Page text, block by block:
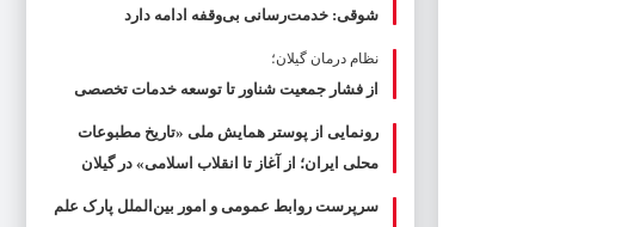
شوقی: خدمت‌رسانی بی‌وقفه ادامه دارد
نظام درمان گیلان؛
از فشار جمعیت شناور تا توسعه خدمات تخصصی
رونمایی از پوستر همایش ملی «تاریخ مطبوعات
محلی ایران؛ از آغاز تا انقلاب اسلامی» در گیلان
سرپرست روابط عمومی و امور بین‌الملل پارک علم